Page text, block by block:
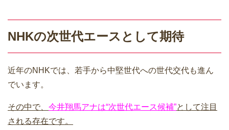
NHKの次世代エースとして期待
近年のNHKでは、若手から中堅世代への世代交代も進ん
でいます。
その中で、 今井翔馬アナは“次世代エース候補”として注目
される存在です。